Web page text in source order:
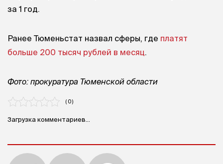
за 1 год.
Ранее Тюменьстат назвал сферы, где платят
больше 200 тысяч рублей в месяц.
Фото: прокуратура Тюменской области
( 0 )
Загрузка комментариев...